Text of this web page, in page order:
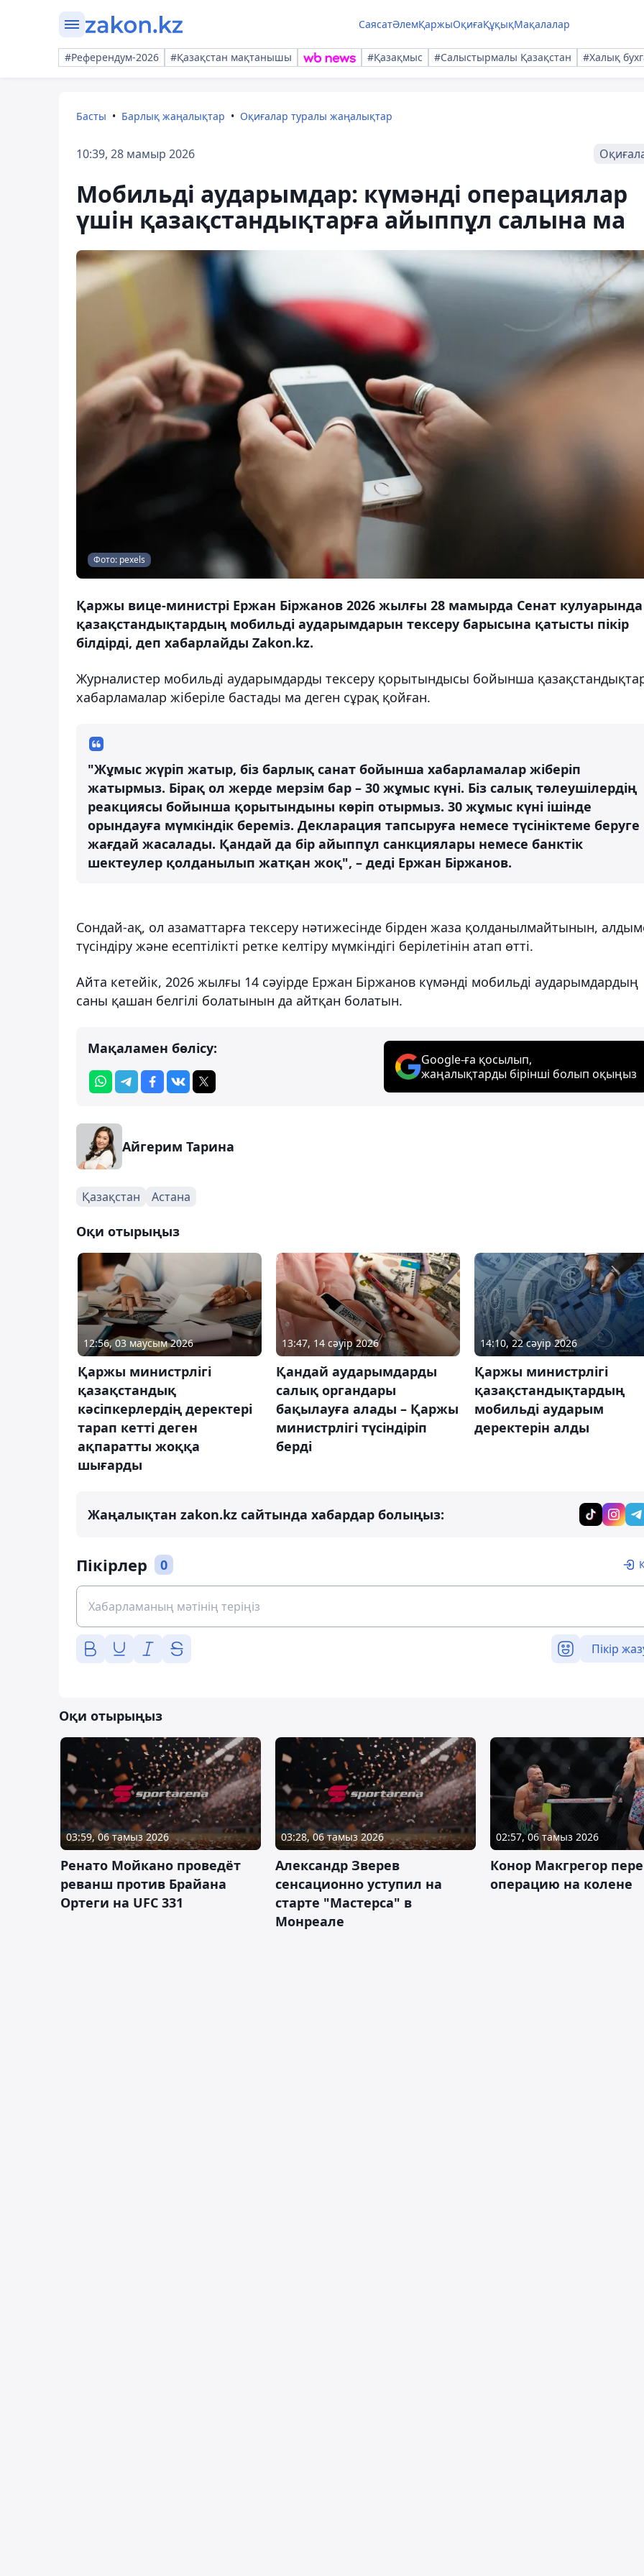
СаясатӘлемҚаржыОқиғаҚұқықМақалалар
#Референдум-2026 #Қазақстан мақтанышы #Қазақмыс #Салыстырмалы Қазақстан #Халық
Басты Барлық жаңалықтар Оқиғалар туралы жаңалықтар
10:39, 28 мамыр 2026
Мобильді аударымдар: күмәнді операциялар
үшін қазақстандықтарға айыппұл салына ма
Фото: pexels
Қаржы вице-министрі Ержан Біржанов 2026 жылғы 28 мамырда Сенат кулуарында
қазақстандықтардың мобильді аударымдарын тексеру барысына қатысты пікір
білдірді, деп хабарлайды Zakon.kz.
Журналистер мобильді аударымдарды тексеру қорытындысы бойынша
хабарламалар жіберіле бастады ма деген сұрақ қойған.
"Жұмыс жүріп жатыр, біз барлық санат бойынша хабарламалар жіберіп
жатырмыз. Бірақ ол жерде мерзім бар – 30 жұмыс күні. Біз салық төлеушілердің
реакциясы бойынша қорытындыны көріп отырмыз. 30 жұмыс күні ішінде
орындауға мүмкіндік береміз. Декларация тапсыруға немесе түсініктеме беруге
жағдай жасалады. Қандай да бір айыппұл санкциялары немесе банктік
шектеулер қолданылып жатқан жоқ", – деді Ержан Біржанов.
Сондай-ақ, ол азаматтарға тексеру нәтижесінде бірден жаза қолданылмайтынын,
түсіндіру және есептілікті ретке келтіру мүмкіндігі берілетінін атап өтті.
Айта кетейік, 2026 жылғы 14 сәуірде Ержан Біржанов күмәнді мобильді аударымдардың
саны қашан белгілі болатынын да айтқан болатын.
Мақаламен бөлісу:
Google-ға қосылып,
жаңалықтарды бірінші болып оқыңыз
Айгерим Тарина
Қазақстан Астана
Оқи отырыңыз
12:56, 03 маусым 2026
Қаржы министрлігі
қазақстандық
кәсіпкерлердің деректері
тарап кетті деген
ақпаратты жоққа
шығарды
13:47, 14 сәуір 2026
Қандай аударымдарды
салық органдары
бақылауға алады – Қаржы
министрлігі түсіндіріп
берді
14:10, 22 сәуір 2026
Қаржы министрлігі
қазақстандықтардың
мобильді аударым
деректерін алды
Жаңалықтан zakon.kz сайтында хабардар болыңыз:
Пікірлер 0
Пікір
Оқи отырыңыз
03:59, 06 тамыз 2026
Ренато Мойкано проведёт
реванш против Брайана
Ортеги на UFC 331
03:28, 06 тамыз 2026
Александр Зверев
сенсационно уступил на
старте "Мастерса" в
Монреале
02:57, 06 тамыз 2026
Конор Макгрегор
операцию на колене